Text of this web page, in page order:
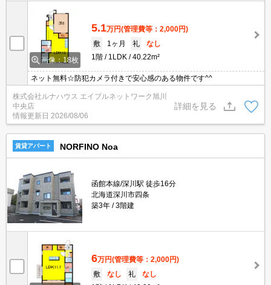
画像：18枚
5.1万円(管理費等：2,000円)
敷
1ヶ月 礼
なし
1階
1LDK 40.22m²
ネット無料☆防犯カメラ付きで安心感のある物件です^^
株式会社ルナハウス エイブルネットワーク旭川
中央店
情報更新日 2026/08/06
詳細を見る
賃貸アパート NORFINO Noa
函館本線/深川駅 徒歩16分
北海道深川市四条
築3年
3階建
6万円(管理費等：2,000円)
敷
なし 礼
なし